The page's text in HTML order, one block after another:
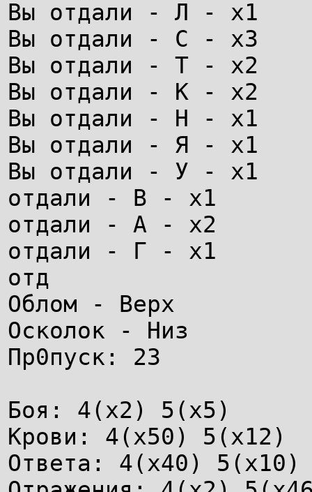
Вы отдали - Л - х1
Вы отдали - С - x3
Вы отдали - Т - x2
Вы отдали - К - x2
Вы отдали - Н - х1
Вы отдали - Я - х1
Вы отдали - У - х1
отдали - В - х1
отдали - А - x2
отдали - Г - х1
отд
Облом - Верх
Осколок - Низ
Пр0пуск: 23
Боя: 4(x2) 5(x5)
Крови: 4(x50) 5(x12)
Ответа: 4(x40) 5(x10)